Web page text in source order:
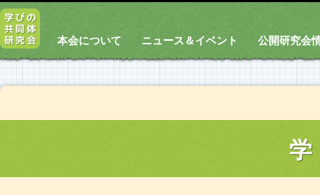
本会について ニュース＆イベント 公開研究会